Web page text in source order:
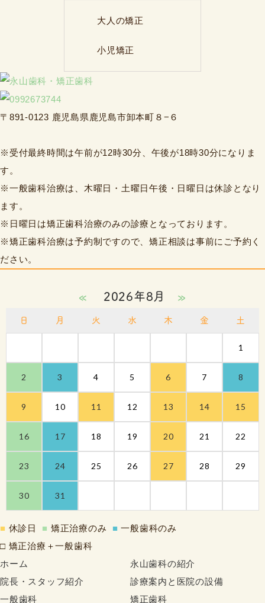
大人の矯正
小児矯正
〒891-0123 鹿児島県鹿児島市卸本町８−６
※受付最終時間は午前が12時30分、午後が18時30分になりま
す。
※一般歯科治療は、木曜日・土曜日午後・日曜日は休診となり
ます。
※日曜日は矯正歯科治療のみの診療となっております。
※矯正歯科治療は予約制ですので、矯正相談は事前にご予約く
ださい。
« 2026年8月 »
日 月 火 水 木 金 土
1
2 3 4 5 6 7 8
9 10 11 12 13 14 15
16 17 18 19 20 21 22
23 24 25 26 27 28 29
30 31
■ 休診日 ■ 矯正治療のみ ■ 一般歯科のみ
□ 矯正治療＋一般歯科
ホーム
永山歯科の紹介
院長・スタッフ紹介
診療案内と医院の設備
一般歯科
矯正歯科